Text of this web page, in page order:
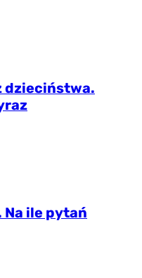
dzieciństwa.
Na ile pytań